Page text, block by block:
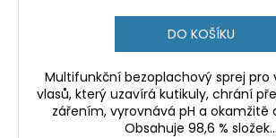
DO KOŠÍKU
Multifunkční bezoplachový sprej pro
vlasů, který uzavírá kutikuly, chrání
zářením, vyrovnává pH a okamžitě
Obsahuje 98,6 % složek...